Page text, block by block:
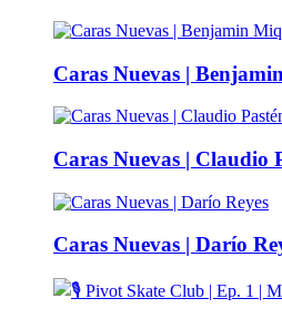
Caras Nuevas |
Caras Nuevas | Claudio
Caras Nuevas | Darío